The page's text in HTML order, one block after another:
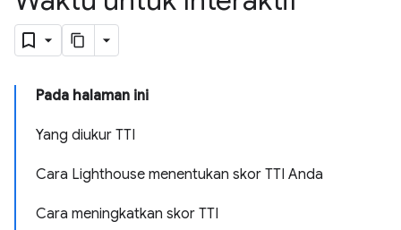
Pada halaman ini
Yang diukur TTI
Cara Lighthouse menentukan skor TTI Anda
Cara meningkatkan skor TTI